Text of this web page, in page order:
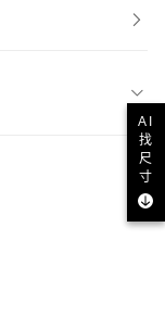
AI
找
尺
寸